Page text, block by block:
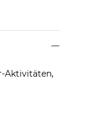
Aktivitäten,